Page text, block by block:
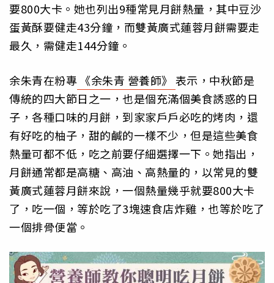
要800大卡。她也列出9種常見月餅熱量，其中豆沙
蛋黃酥要健走43分鐘，而雙黃廣式蓮蓉月餅需要走
最久，需健走144分鐘。
余朱青在粉專 《余朱青 營養師》 表示，中秋節是
傳統的四大節日之一，也是個充滿個美食誘惑的日
子，各種口味的月餅，到家家戶戶必吃的烤肉，還
有好吃的柚子，甜的鹹的一樣不少，但是這些美食
熱量可都不低，吃之前要仔細選擇一下。她指出，
月餅通常都是高糖、高油、高熱量的，以常見的雙
黃廣式蓮蓉月餅來說，一個熱量幾乎就要800大卡
了，吃一個，等於吃了3塊速食店炸雞，也等於吃了
一個排骨便當。